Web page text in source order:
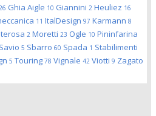
Ghia Aigle 10 Giannini 2 Heuliez 16
11 ItalDesign 97 Karmann 8
2 Moretti 23 Ogle 10 Pininfarina
Savio 5 Sbarro 60 Spada 1 Stabilimenti
5 Touring 78 Vignale 42 Viotti 9 Zagato